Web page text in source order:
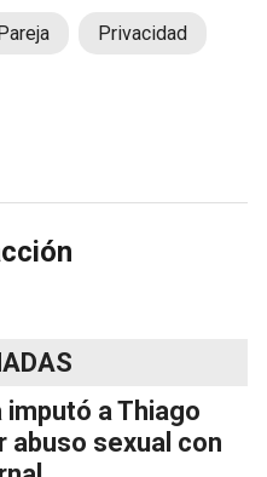
Privacidad
a Thiago
abuso sexual con